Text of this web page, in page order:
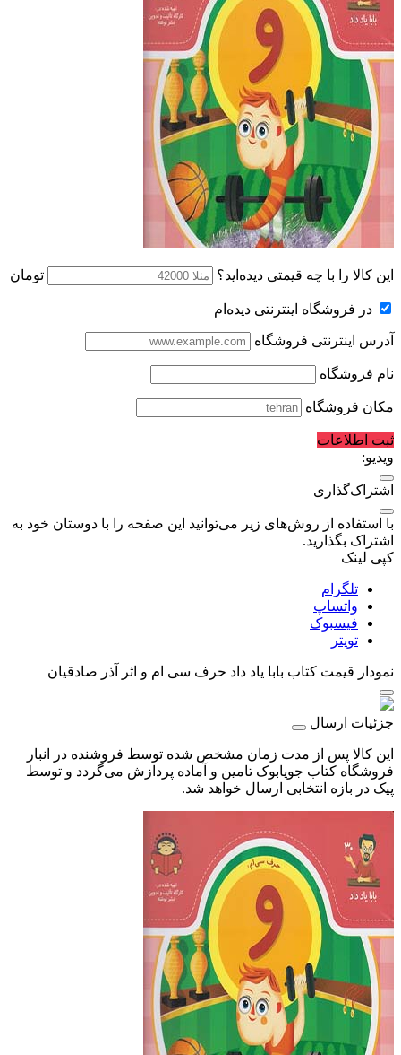
این کالا را با چه قیمتی دیده‌اید؟ تومان
در فروشگاه اینترنتی دیده‌ام
آدرس اینترنتی فروشگاه
نام فروشگاه
مکان فروشگاه
ثبت اطلاعات
ویدیو:
اشتراک‌گذاری
با استفاده از روش‌های زیر می‌توانید این صفحه را با دوستان خود به
اشتراک بگذارید.
کپی لینک
تلگرام
واتساپ
فیسبوک
تویتر
نمودار قیمت کتاب بابا یاد داد حرف سی ام و اثر آذر صادقیان
جزئیات ارسال
این کالا پس از مدت زمان مشخص شده توسط فروشنده در انبار
فروشگاه کتاب جویابوک تامین و آماده پردازش می‌گردد و توسط
پیک در بازه انتخابی ارسال خواهد شد.